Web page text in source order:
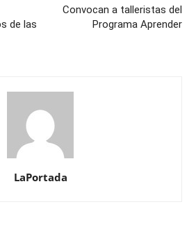
de las
Convocan a talleristas del
Programa Aprender
LaPortada